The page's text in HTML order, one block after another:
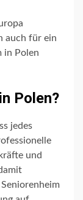
auch für ein
in Polen
Polen?
jedes
und